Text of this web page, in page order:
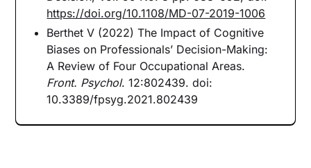
https://doi.org/10.1108/MD-07-2019-1006
Berthet V (2022) The Impact of Cognitive
Biases on Professionals’ Decision-Making:
A Review of Four Occupational Areas.
Front. Psychol. 12:802439. doi:
10.3389/fpsyg.2021.802439